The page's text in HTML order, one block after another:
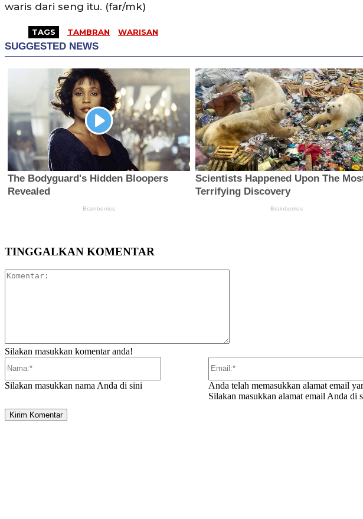
waris dari seng itu. (far/mk)
TAGS TAMBRAN WARISAN
TINGGALKAN KOMENTAR
Silakan masukkan komentar anda!
Silakan masukkan nama Anda di sini
Anda telah memasukkan alamat email
Silakan masukkan alamat email Anda di